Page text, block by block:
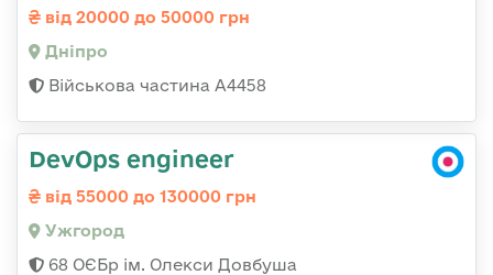
від 20000 до 50000 грн
Дніпро
Військова частина А4458
DevOps engineer
від 55000 до 130000 грн
Ужгород
68 ОЄБр ім. Олекси Довбуша